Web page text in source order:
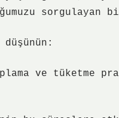
sorgulayan
ve tüketme